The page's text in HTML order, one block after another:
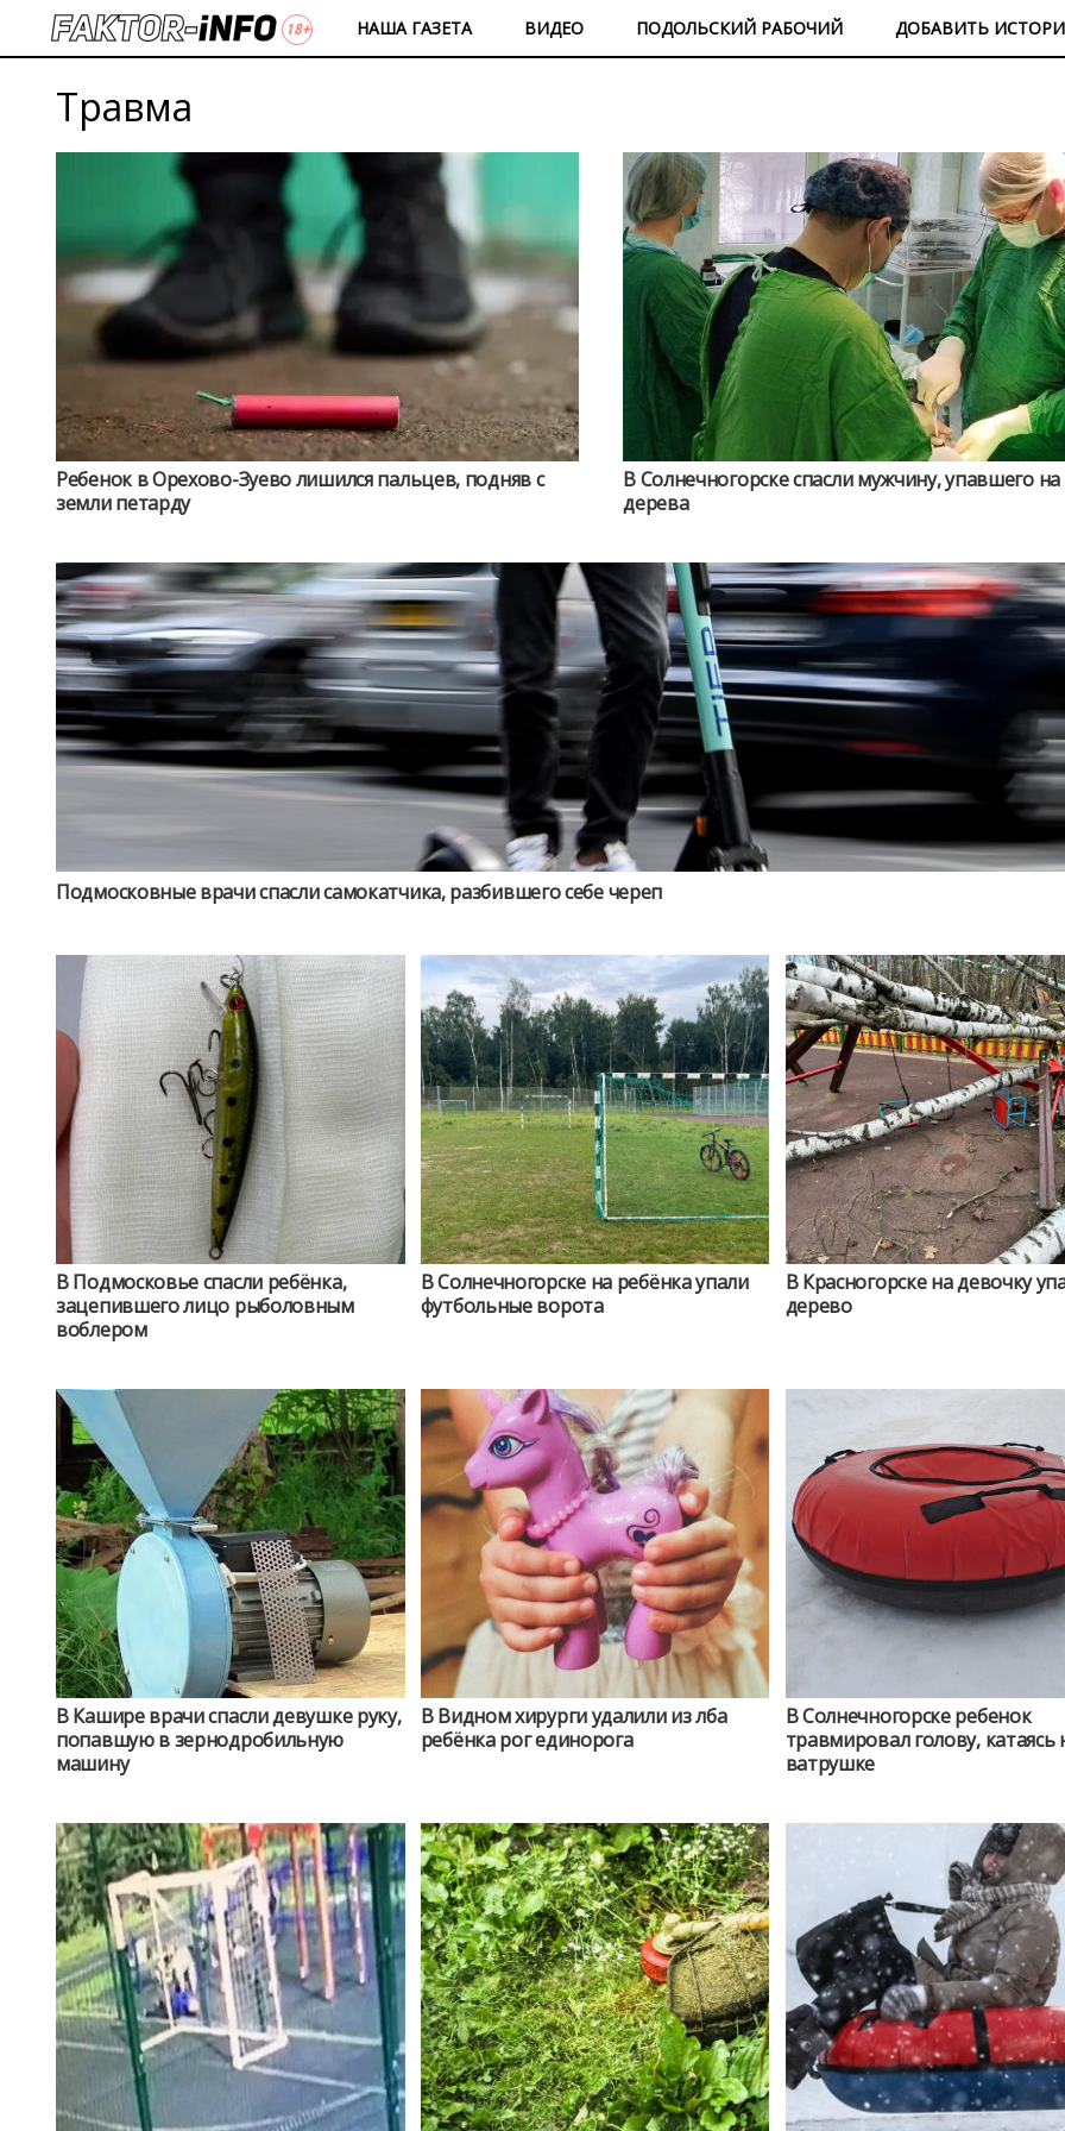
НАША ГАЗЕТА ВИДЕО ПОДОЛЬСКИЙ РАБОЧИЙ ДОБАВИТЬ
Травма
Ребенок в Орехово-Зуево лишился пальцев, подняв с
земли петарду
В Солнечногорске спасли мужчину, упавшего на
дерева
Подмосковные врачи спасли самокатчика, разбившего себе череп
В Подмосковье спасли ребёнка,
зацепившего лицо рыболовным
воблером
В Солнечногорске на ребёнка упали
футбольные ворота
В Красногорске на девочку
дерево
В Кашире врачи спасли девушке руку,
попавшую в зернодробильную
машину
В Видном хирурги удалили из лба
ребёнка рог единорога
В Солнечногорске ребенок
травмировал голову, катаясь
ватрушке